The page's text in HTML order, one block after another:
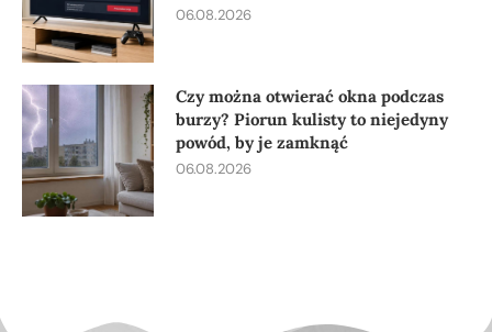
06.08.2026
Czy można otwierać okna podczas
burzy? Piorun kulisty to niejedyny
powód, by je zamknąć
06.08.2026